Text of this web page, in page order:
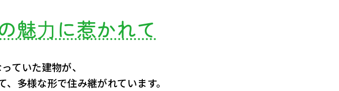
魅⼒に惹かれて
ていた建物が、
多様な形で住み継がれています。